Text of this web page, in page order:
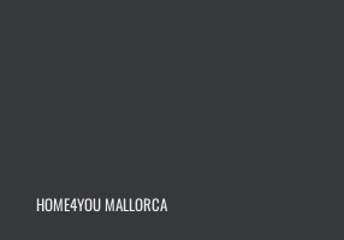
HOME4YOU MALLORCA